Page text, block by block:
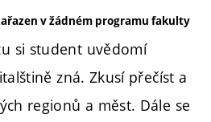
v žádném programu fakulty
si student uvědomí
zná. Zkusí přečíst a
regionů a měst. Dále se